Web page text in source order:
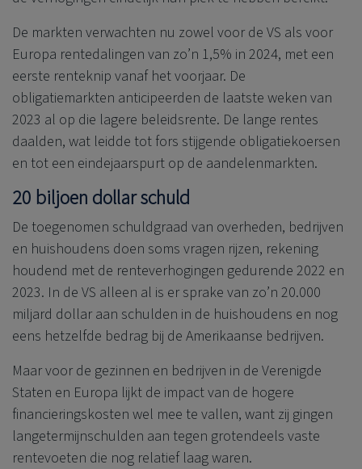
De markten verwachten nu zowel voor de VS als voor
Europa rentedalingen van zo’n 1,5% in 2024, met een
eerste renteknip vanaf het voorjaar. De
obligatiemarkten anticipeerden de laatste weken van
2023 al op die lagere beleidsrente. De lange rentes
daalden, wat leidde tot fors stijgende obligatiekoersen
en tot een eindejaarspurt op de aandelenmarkten.
20 biljoen dollar schuld
De toegenomen schuldgraad van overheden, bedrijven
en huishoudens doen soms vragen rijzen, rekening
houdend met de renteverhogingen gedurende 2022 en
2023. In de VS alleen al is er sprake van zo’n 20.000
miljard dollar aan schulden in de huishoudens en nog
eens hetzelfde bedrag bij de Amerikaanse bedrijven.
Maar voor de gezinnen en bedrijven in de Verenigde
Staten en Europa lijkt de impact van de hogere
financieringskosten wel mee te vallen, want zij gingen
langetermijnschulden aan tegen grotendeels vaste
rentevoeten die nog relatief laag waren.